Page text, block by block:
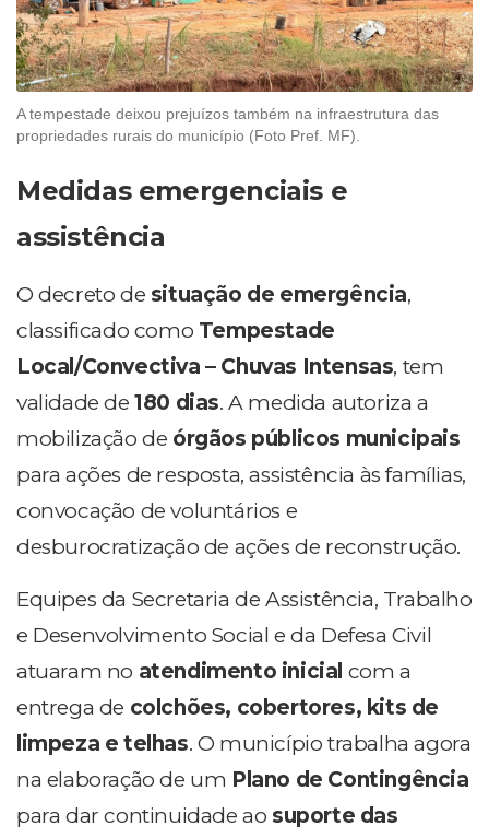
A tempestade deixou prejuízos também na infraestrutura das
propriedades rurais do município (Foto Pref. MF).
Medidas emergenciais e
assistência
O decreto de situação de emergência,
classificado como Tempestade
Local/Convectiva – Chuvas Intensas, tem
validade de180 dias. A medida autoriza a
mobilização de órgãos públicos municipais
para ações de resposta, assistência às famílias,
convocação de voluntários e
desburocratização de ações de reconstrução.
Equipes da Secretaria de Assistência, Trabalho
e Desenvolvimento Social e da Defesa Civil
atuaram no atendimento inicial com a
entrega de colchões, cobertores, kits de
limpeza e telhas. O município trabalha agora
na elaboração de um Plano de Contingência
para dar continuidade ao suporte das